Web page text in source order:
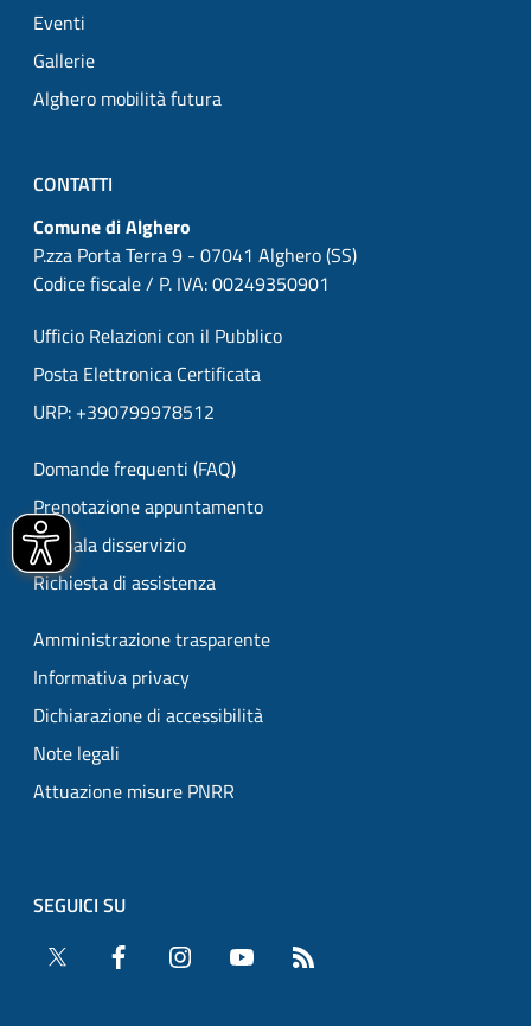
Eventi
Gallerie
Alghero mobilità futura
CONTATTI
Comune di Alghero
P.zza Porta Terra 9 - 07041 Alghero (SS)
Codice fiscale / P. IVA: 00249350901
Ufficio Relazioni con il Pubblico
Posta Elettronica Certificata
URP: +390799978512
Domande frequenti (FAQ)
Prenotazione appuntamento
Segnala disservizio
Richiesta di assistenza
Amministrazione trasparente
Informativa privacy
Dichiarazione di accessibilità
Note legali
Attuazione misure PNRR
SEGUICI SU
Twitter
Facebook Instagram YouTube